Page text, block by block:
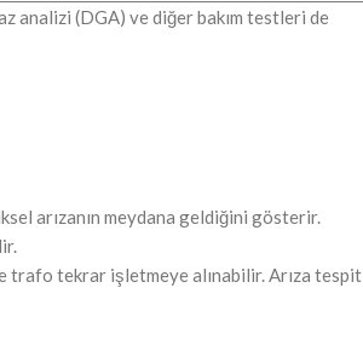
analizi (DGA) ve diğer bakım testleri de
arızanın meydana geldiğini gösterir.
trafo tekrar işletmeye alınabilir. Arıza tespit